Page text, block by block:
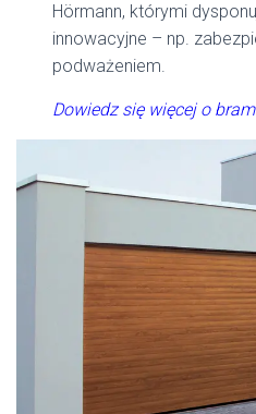
Hörmann, którymi
innowacyjne – np.
podważeniem.
Dowiedz się więcej o